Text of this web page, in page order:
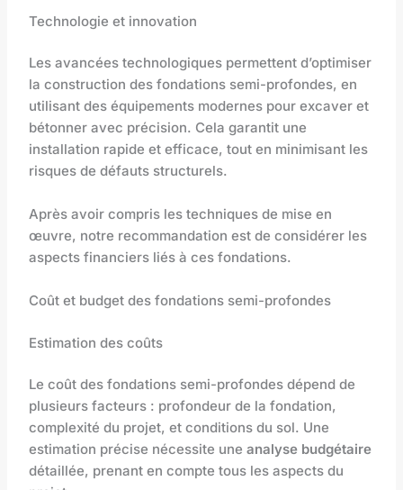
Technologie et innovation
Les avancées technologiques permettent d’optimiser
la construction des fondations semi-profondes, en
utilisant des équipements modernes pour excaver et
bétonner avec précision. Cela garantit une
installation rapide et efficace, tout en minimisant les
risques de défauts structurels.
Après avoir compris les techniques de mise en
œuvre, notre recommandation est de considérer les
aspects financiers liés à ces fondations.
Coût et budget des fondations semi-profondes
Estimation des coûts
Le coût des fondations semi-profondes dépend de
plusieurs facteurs : profondeur de la fondation,
complexité du projet, et conditions du sol. Une
estimation précise nécessite uneanalyse budgétaire
détaillée, prenant en compte tous les aspects du